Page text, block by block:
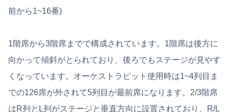
前から1~16番)
1階席から3階席までで構成されています。1階席は後方に
向かって傾斜がとられており、後ろでもステージが見やす
くなっています。オーケストラピット使用時は1~4列目ま
での126席が外されて5列目が最前席になります。2/3階席
はR列とL列がステージと垂直方向に設置されており、R/L